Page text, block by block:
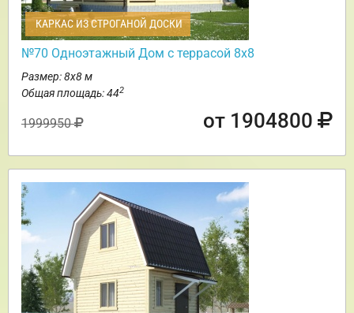
КАРКАС ИЗ СТРОГАНОЙ ДОСКИ
№70 Одноэтажный Дом с террасой 8х8
Размер: 8х8 м
Общая площадь: 442
1999950 от 1904800